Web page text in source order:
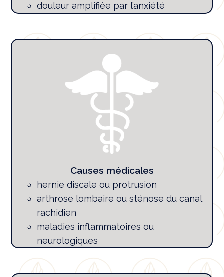
douleur amplifiée par l’anxiété
Causes médicales
hernie discale ou protrusion
arthrose lombaire ou sténose du canal
rachidien
maladies inflammatoires ou
neurologiques